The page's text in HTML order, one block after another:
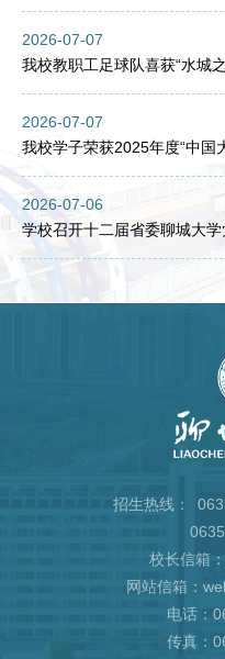
2026-07-07
我校教职工足球队喜获“水城
2026-07-07
我校学子荣获2025年度“中国
2026-07-06
学校召开十二届省委聊城大
招生热线：
校长信箱
网站信箱：
电话：
传真：